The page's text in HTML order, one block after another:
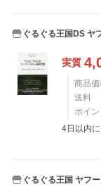
ぐるぐる王国DS ヤ
実質
商品価
送料
ポイン
4日以内
ぐるぐる王国 ヤフ